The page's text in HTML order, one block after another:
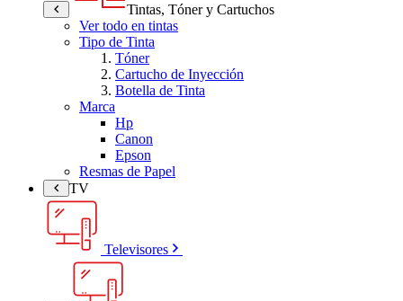
Tintas, Tóner y Cartuchos
Ver todo en tintas
Tipo de Tinta
Tóner
Cartucho de Inyección
Botella de Tinta
Marca
Hp
Canon
Epson
Resmas de Papel
TV
Televisores